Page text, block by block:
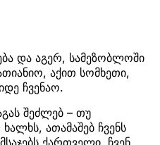
და აგერ, სამეზობლოში
აქით სომხეთი,
ჩვენაო.
შეძლებ – თუ
ათამაშებ ჩვენს
ქართველი, ჩვენ